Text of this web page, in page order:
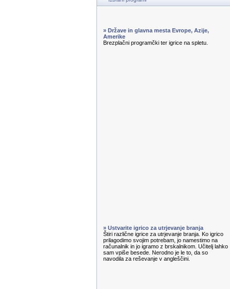
» Države in glavna mesta Evrope, Azije,
Amerike
Brezplačni programčki ter igrice na spletu.
» Ustvarite igrico za utrjevanje branja
Štiri različne igrice za utrjevanje branja. Ko igrico
prilagodimo svojim potrebam, jo namestimo na
računalnik in jo igramo z brskalnikom. Učitelj lahko
sam vpiše besede. Nerodno je le to, da so
navodila za reševanje v angleščini.